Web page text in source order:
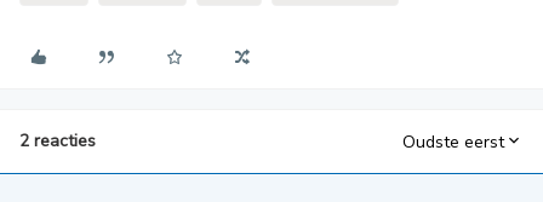
2 reacties Oudste eerst